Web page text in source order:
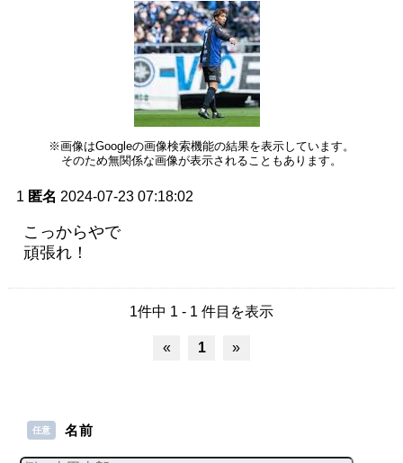
※画像はGoogleの画像検索機能の結果を表示しています。
そのため無関係な画像が表示されることもあります。
1 匿名 2024-07-23 07:18:02
こっからやで
頑張れ！
1件中 1 - 1 件目を表示
« 1 »
任意 名前